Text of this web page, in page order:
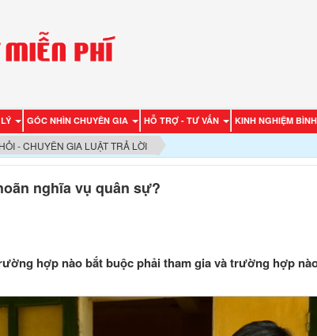
GÓC NHÌN CHUYÊN GIA HỖ TRỢ - TƯ VẤN KINH NGHIỆM
- CHUYÊN GIA LUẬT TRẢ LỜI
nghĩa vụ quân sự?
hợp nào bắt buộc phải tham gia và trường hợp